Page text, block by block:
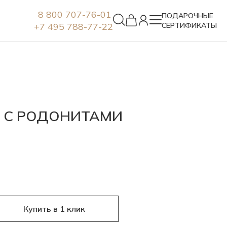
8 800 707-76-01
+7 495 788-77-22
ПОДАРОЧНЫЕ
СЕРТИФИКАТЫ
С РОДОНИТАМИ
Купить в 1 клик